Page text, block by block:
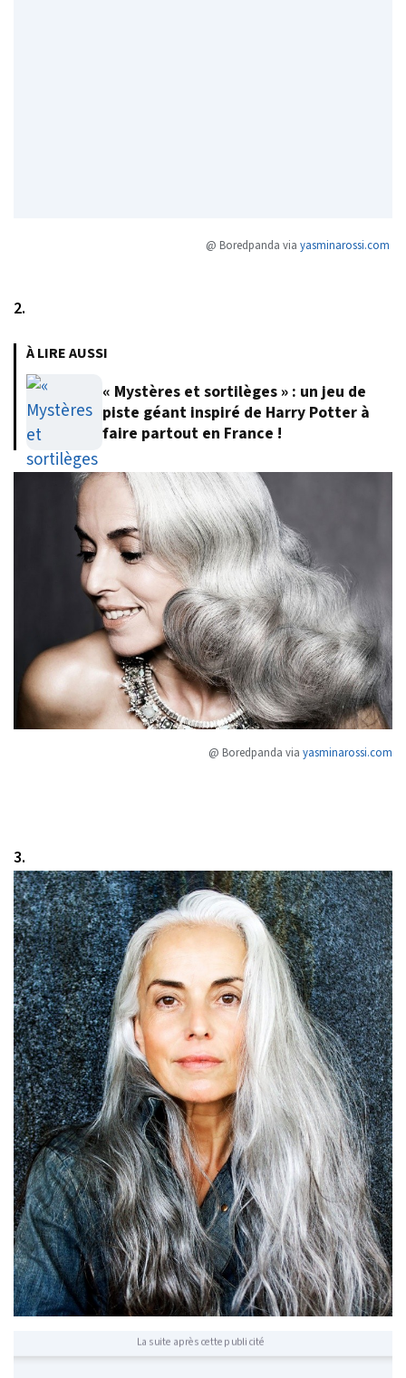
@ Boredpanda via yasminarossi.com
2.
À LIRE AUSSI
« Mystères et sortilèges » : un jeu de
piste géant inspiré de Harry Potter à
faire partout en France !
@ Boredpanda via yasminarossi.com
3.
La suite après cette publicité